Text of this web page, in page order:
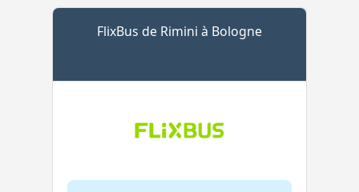
FlixBus de Rimini à Bologne